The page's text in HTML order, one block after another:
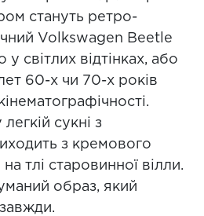
стануть ретро-
Volkswagen Beetle
світлих відтінках, або
60-х чи 70-х років
сукні з
з кремового
тлі старовинної вілли.
образ, який